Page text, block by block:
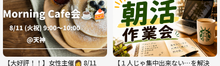
【大好評！！】女性主催👩 8/11
【１人じゃ集中出来ない…を解決